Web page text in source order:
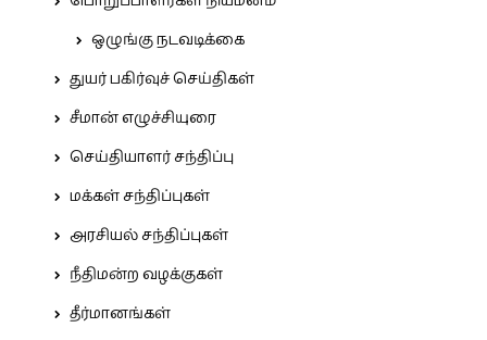
ஒழுங்கு நடவடிக்கை
துயர் பகிர்வுச் செய்திகள்
சீமான் எழுச்சியுரை
செய்தியாளர் சந்திப்பு
மக்கள் சந்திப்புகள்
அரசியல் சந்திப்புகள்
நீதிமன்ற வழக்குகள்
தீர்மானங்கள்